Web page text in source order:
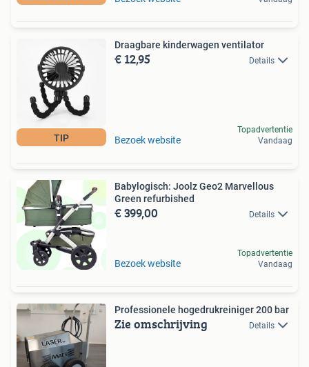
TIP
Draagbare kinderwagen ventilator
€ 12,95 Details
Bezoek website
Topadvertentie
Vandaag
Babylogisch: Joolz Geo2 Marvellous
Green refurbished
€ 399,00 Details
Bezoek website
Topadvertentie
Vandaag
Professionele hogedrukreiniger 200 bar
Zie omschrijving Details